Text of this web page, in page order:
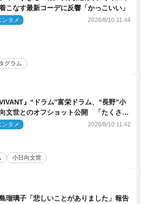
こなす最新コーデに反響「かっこいい」
ンタメ 2026/8/10 11:44
グラム
VIVANT』“ドラム”富栄ドラム、“長野”小
文世とのオフショット公開 「たくさん
ていただいた」と感謝
ンタメ 2026/8/10 11:42
小日向文世
瑠璃子「悲しいことがありました」報告